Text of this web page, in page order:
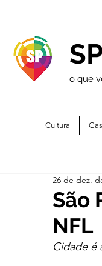
o que
Cultura
São
NFL
26 de dez.
Cidade é